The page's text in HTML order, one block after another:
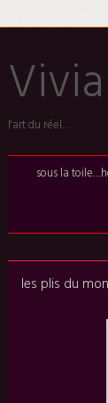
to
content
l'art du réel…
sous la
les plis du